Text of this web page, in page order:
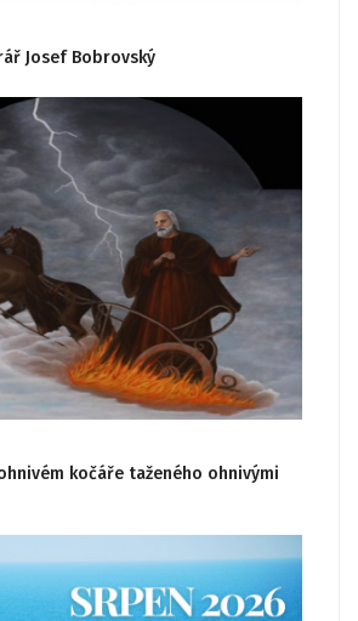
Josef Bobrovský
kočáře taženého ohnivými